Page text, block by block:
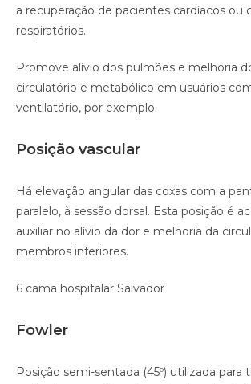
a recuperação de pacientes cardíacos ou
respiratórios.
Promove alívio dos pulmões e melhoria
circulatório e metabólico em usuários
ventilatório, por exemplo.
Posição vascular
Há elevação angular das coxas com a
paralelo, à sessão dorsal. Esta posição é
auxiliar no alívio da dor e melhoria da
membros inferiores.
6 cama hospitalar Salvador
Fowler
Posição semi-sentada (45º) utilizada para